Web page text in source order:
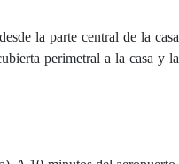
la parte central de la casa
perimetral a la casa y la